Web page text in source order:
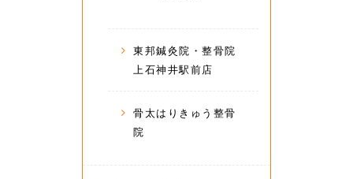
東邦鍼灸院・整骨院
上石神井駅前店
骨太はりきゅう整骨
院